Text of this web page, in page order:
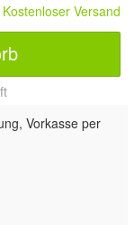
Kostenloser Versand
Vorkasse per